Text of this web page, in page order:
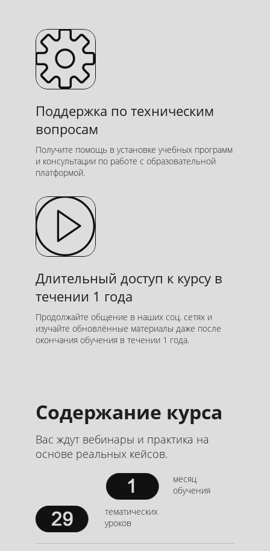
Поддержка по техническим
вопросам
Получите помощь в установке учебных программ
и консультации по работе с образовательной
платформой.
Длительный доступ к курсу в
течении 1 года
Продолжайте общение в наших соц. сетях и
изучайте обновлённые материалы даже после
окончания обучения в течении 1 года.
Содержание курса
Вас ждут вебинары и практика на
основе реальных кейсов.
месяц
обучения
тематических
уроков